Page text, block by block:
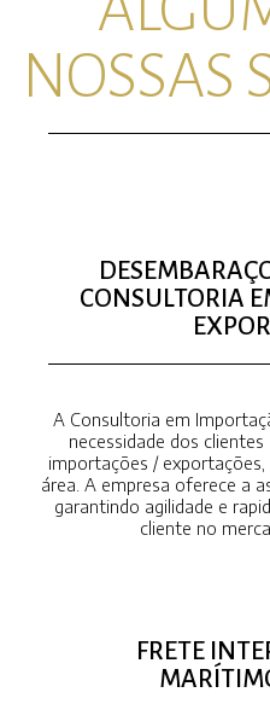
NOSSAS
CONSULTORIA
A Consultoria em
necessidade dos
importações /
área. A empresa oferece a
garantindo agilidade e
cliente no
FRETE